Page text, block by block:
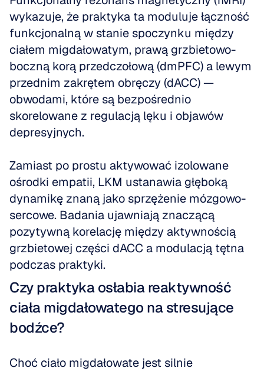
wykazuje, że praktyka ta moduluje łączność
funkcjonalną w stanie spoczynku między
ciałem migdałowatym, prawą grzbietowo-
boczną korą przedczołową (dmPFC) a lewym
przednim zakrętem obręczy (dACC) —
obwodami, które są bezpośrednio
skorelowane z regulacją lęku i objawów
depresyjnych.
Zamiast po prostu aktywować izolowane
ośrodki empatii, LKM ustanawia głęboką
dynamikę znaną jako sprzężenie mózgowo-
sercowe. Badania ujawniają znaczącą
pozytywną korelację między aktywnością
grzbietowej części dACC a modulacją tętna
podczas praktyki.
Czy praktyka osłabia reaktywność
ciała migdałowatego na stresujące
bodźce?
Choć ciało migdałowate jest silnie